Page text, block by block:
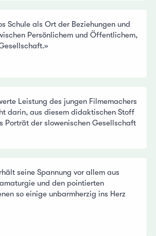
Schule als Ort der Beziehungen und
Persönlichem und Öffentlichem,
Leistung des jungen Filmemachers
darin, aus diesem didaktischen Stoff
Porträt der slowenischen Gesellschaft
seine Spannung vor allem aus
und den pointierten
so einige unbarmherzig ins Herz